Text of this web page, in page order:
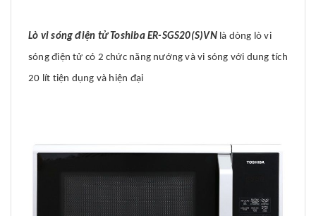
Lò vi sóng điện tử Toshiba ER-SGS20(S)VNlà dòng lò vi
sóng điện tử có 2 chức năng nướng và vi sóng với dung tích
20 lít tiện dụng và hiện đại